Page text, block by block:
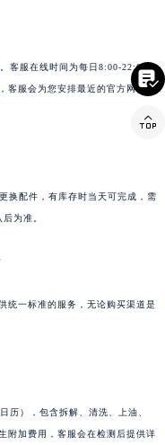
客服在线时间为每日8:00-22:00。
客服会为您安排最近的官方网点或
换配件，有库存时当天可完成，需
为准。
统一标准的服务，无论购买渠道是
历），包含拆解、清洗、上油、
附加费用，客服会在检测后提供详

